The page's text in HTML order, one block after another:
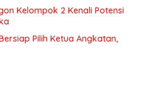
Kelompok 2 Kenali Potensi
Pilih Ketua Angkatan,